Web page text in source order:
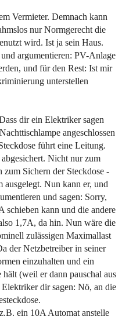
Vermieter. Demnach kann
nur Normgerecht die
wird. Ist ja sein Haus.
argumentieren: PV-Anlage
und für den Rest: Ist mir
unterstellen
dir ein Elektriker sagen
angeschlossen
führt eine Leitung.
Nicht nur zum
zum Sichern der Steckdose -
Nun kann er, und
und sagen: Sorry,
schieben kann und die andere
1,7A, da hin. Nun wäre die
zulässigen Maximallast
der Netzbetreiber in seiner
einzuhalten und ein
(weil er dann pauschal aus
dir sagen: Nö, an die
ein 10A Automat anstelle